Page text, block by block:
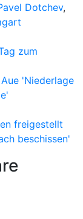
Dotchev,
zum
'Niederlage
freigestellt
beschissen'